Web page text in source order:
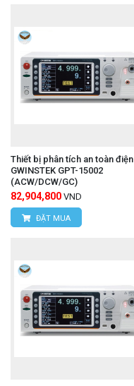
Thiết bị phân tích an toàn điện
GWINSTEK GPT-15002
(ACW/DCW/GC)
82,904,800 VND
ĐẶT MUA